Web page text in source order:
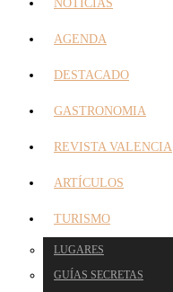
NOTICIAS
AGENDA
DESTACADO
GASTRONOMIA
REVISTA VALENCIA
ARTÍCULOS
TURISMO
LUGARES
GUÍAS SECRETAS